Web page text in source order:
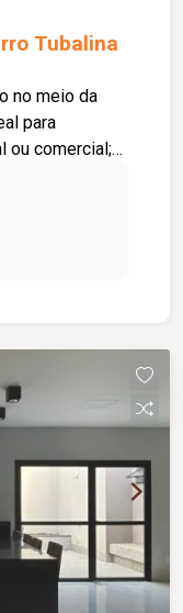
Tubalina
para
ou comercial;